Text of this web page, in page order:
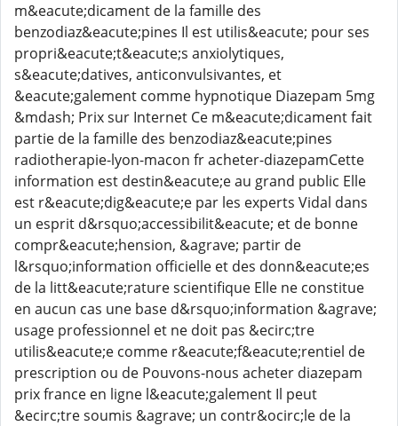
m&eacute;dicament de la famille des
benzodiaz&eacute;pines Il est utilis&eacute; pour ses
propri&eacute;t&eacute;s anxiolytiques,
s&eacute;datives, anticonvulsivantes, et
&eacute;galement comme hypnotique Diazepam 5mg
&mdash; Prix sur Internet Ce m&eacute;dicament fait
partie de la famille des benzodiaz&eacute;pines
radiotherapie-lyon-macon fr acheter-diazepamCette
information est destin&eacute;e au grand public Elle
est r&eacute;dig&eacute;e par les experts Vidal dans
un esprit d&rsquo;accessibilit&eacute; et de bonne
compr&eacute;hension, &agrave; partir de
l&rsquo;information officielle et des donn&eacute;es
de la litt&eacute;rature scientifique Elle ne constitue
en aucun cas une base d&rsquo;information &agrave;
usage professionnel et ne doit pas &ecirc;tre
utilis&eacute;e comme r&eacute;f&eacute;rentiel de
prescription ou de Pouvons-nous acheter diazepam
prix france en ligne l&eacute;galement Il peut
&ecirc;tre soumis &agrave; un contr&ocirc;le de la